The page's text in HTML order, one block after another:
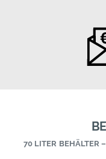
70 LITER BEHÄLTER